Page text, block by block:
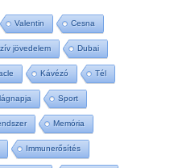
Valentin Cesna
jövedelem Dubai
Kávézó Tél
Sport
Memória
Immunerősítés